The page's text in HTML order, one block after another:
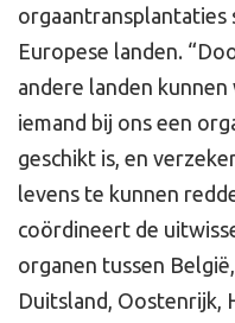
orgaantransplantaties
Europese landen.
andere landen
iemand bij ons een
geschikt is, en
levens te kunnen
coördineert de
organen tussen
Duitsland, Oostenrijk,